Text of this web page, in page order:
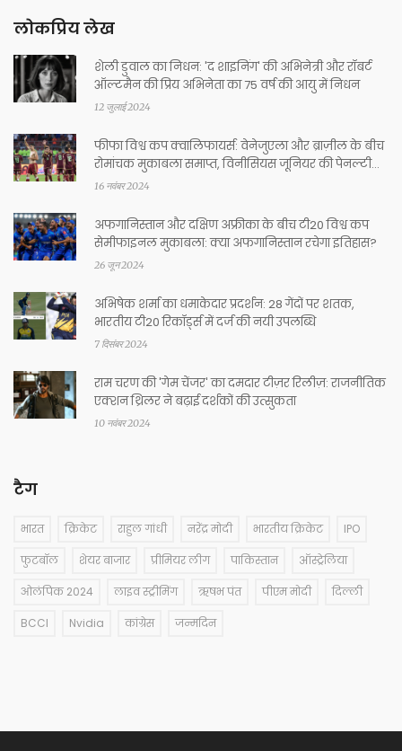
लोकप्रिय लेख
शेली डुवाल का निधन: 'द शाइनिंग' की अभिनेत्री और रॉबर्ट
ऑल्टमैन की प्रिय अभिनेता का 75 वर्ष की आयु में निधन
12 जुलाई 2024
फीफा विश्व कप क्वालिफायर्स: वेनेजुएला और ब्राज़ील के बीच
रोमांचक मुकाबला समाप्त, विनीसियस जूनियर की पेनल्टी
चूकने से दूसरी जीत का सपना टूटा
16 नवंबर 2024
अफगानिस्तान और दक्षिण अफ्रीका के बीच टी20 विश्व कप
सेमीफाइनल मुकाबला: क्या अफगानिस्तान रचेगा इतिहास?
26 जून 2024
अभिषेक शर्मा का धमाकेदार प्रदर्शन: 28 गेंदों पर शतक,
भारतीय टी20 रिकॉर्ड्स में दर्ज की नयी उपलब्धि
7 दिसंबर 2024
राम चरण की 'गेम चेंजर' का दमदार टीज़र रिलीज़: राजनीतिक
एक्शन थ्रिलर ने बढ़ाई दर्शकों की उत्सुकता
10 नवंबर 2024
टैग
भारत क्रिकेट राहुल गांधी नरेंद्र मोदी भारतीय क्रिकेट IPO
फुटबॉल शेयर बाजार प्रीमियर लीग पाकिस्तान ऑस्ट्रेलिया
ओलंपिक 2024 लाइव स्ट्रीमिंग ऋषभ पंत पीएम मोदी दिल्ली
BCCI Nvidia कांग्रेस जन्मदिन